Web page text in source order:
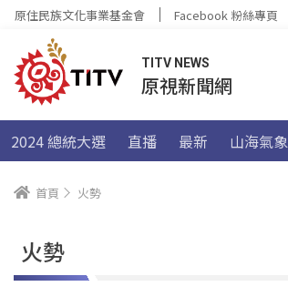
原住民族文化事業基金會 Facebook 粉絲專頁
TITV NEWS
原視新聞網
2024 總統大選 直播 最新 山海氣象
首頁 火勢
火勢